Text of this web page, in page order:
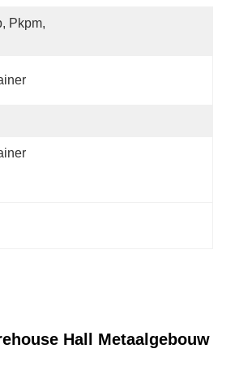
Pkpm,
Hall Metaalgebouw